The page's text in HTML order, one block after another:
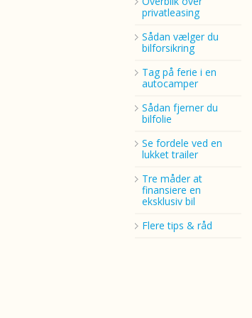
privatleasing
Sådan vælger du
bilforsikring
Tag på ferie i en
autocamper
Sådan fjerner du
bilfolie
Se fordele ved en
lukket trailer
Tre måder at
finansiere en
eksklusiv bil
Flere tips & råd